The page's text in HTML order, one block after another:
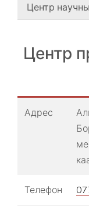
Центр
Центр
Адрес
Телефон